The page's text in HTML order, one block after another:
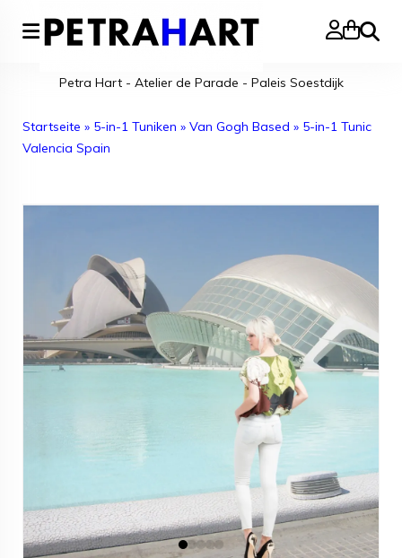
Suche
Petra Hart - Atelier de Parade - Paleis Soestdijk
Startseite » 5-in-1 Tuniken » Van Gogh Based » 5-in-1 Tunic
Valencia Spain